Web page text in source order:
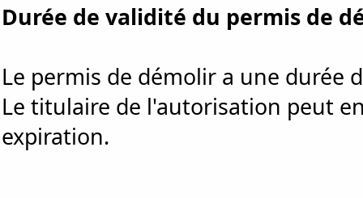
Durée de validité du permis de
Le permis de démolir a une durée
Le titulaire de l'autorisation peut
expiration.